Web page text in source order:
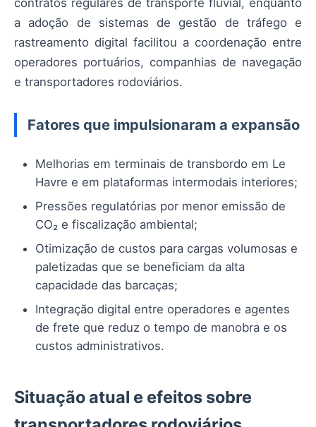
contratos regulares de transporte fluvial, enquanto
a adoção de sistemas de gestão de tráfego e
rastreamento digital facilitou a coordenação entre
operadores portuários, companhias de navegação
e transportadores rodoviários.
Fatores que impulsionaram a expansão
Melhorias em terminais de transbordo em Le
Havre e em plataformas intermodais interiores;
Pressões regulatórias por menor emissão de
CO₂ e fiscalização ambiental;
Otimização de custos para cargas volumosas e
paletizadas que se beneficiam da alta
capacidade das barcaças;
Integração digital entre operadores e agentes
de frete que reduz o tempo de manobra e os
custos administrativos.
Situação atual e efeitos sobre